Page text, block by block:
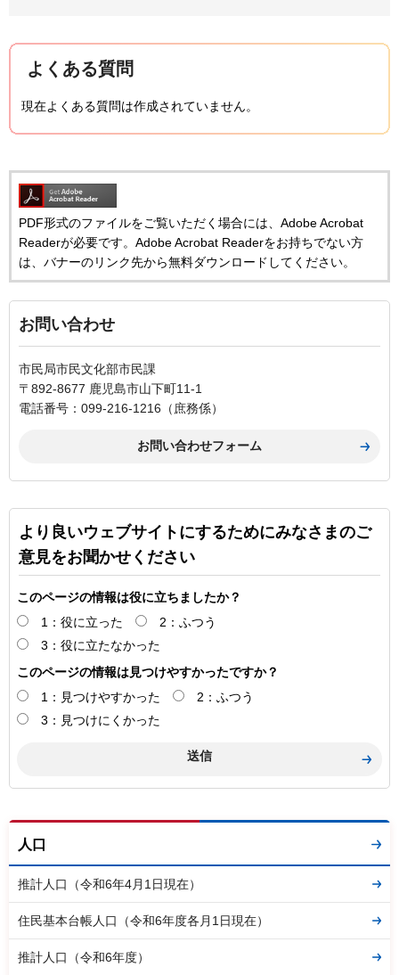
よくある質問
現在よくある質問は作成されていません。
PDF形式のファイルをご覧いただく場合には、Adobe Acrobat
Readerが必要です。Adobe Acrobat Readerをお持ちでない方
は、バナーのリンク先から無料ダウンロードしてください。
お問い合わせ
市民局市民文化部市民課
〒892-8677 鹿児島市山下町11-1
電話番号：099-216-1216（庶務係）
より良いウェブサイトにするためにみなさまのご
意見をお聞かせください
このページの情報は役に立ちましたか？
1：役に立った
2：ふつう
3：役に立たなかった
このページの情報は見つけやすかったですか？
1：見つけやすかった
2：ふつう
3：見つけにくかった
人口
推計人口（令和6年4月1日現在）
住民基本台帳人口（令和6年度各月1日現在）
推計人口（令和6年度）